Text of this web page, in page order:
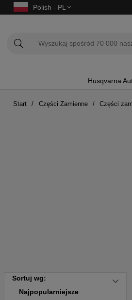
Polish - PL
Husqvarna
Start Części Zamienne Części
Sortuj wg:
Najpopularniejsze